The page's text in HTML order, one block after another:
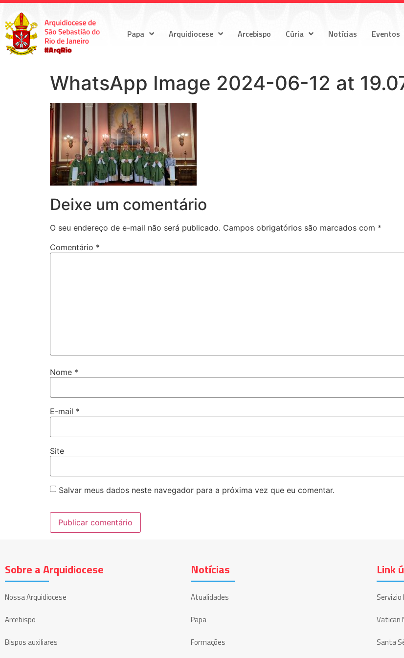
Papa Arquidiocese Arcebispo Cúria Notícias Eventos
WhatsApp Image 2024-06-12 at
Deixe um comentário
O seu endereço de e-mail não será publicado. Campos obrigatórios são marcados com *
Comentário *
Nome *
E-mail *
Site
Salvar meus dados neste navegador para a próxima vez que eu comentar.
Sobre a Arquidiocese
Nossa Arquidiocese
Arcebispo
Bispos auxiliares
Notícias
Atualidades
Papa
Formações
Link
Vatican
Santa